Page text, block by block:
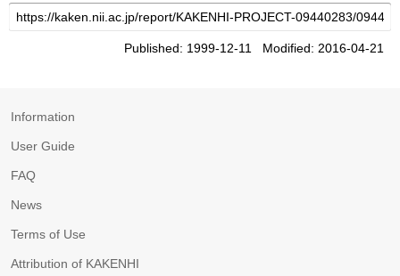
Published: 1999-12-11 Modified: 2016-04-21
Information
User Guide
FAQ
News
Terms of Use
Attribution of KAKENHI